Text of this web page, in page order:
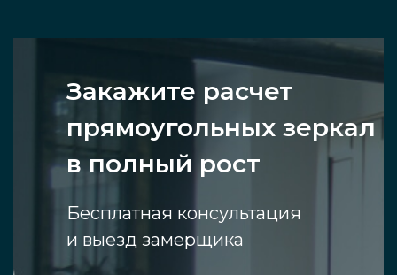
Закажите расчет
прямоугольных зеркал
в полный рост
Бесплатная консультация
и выезд замерщика